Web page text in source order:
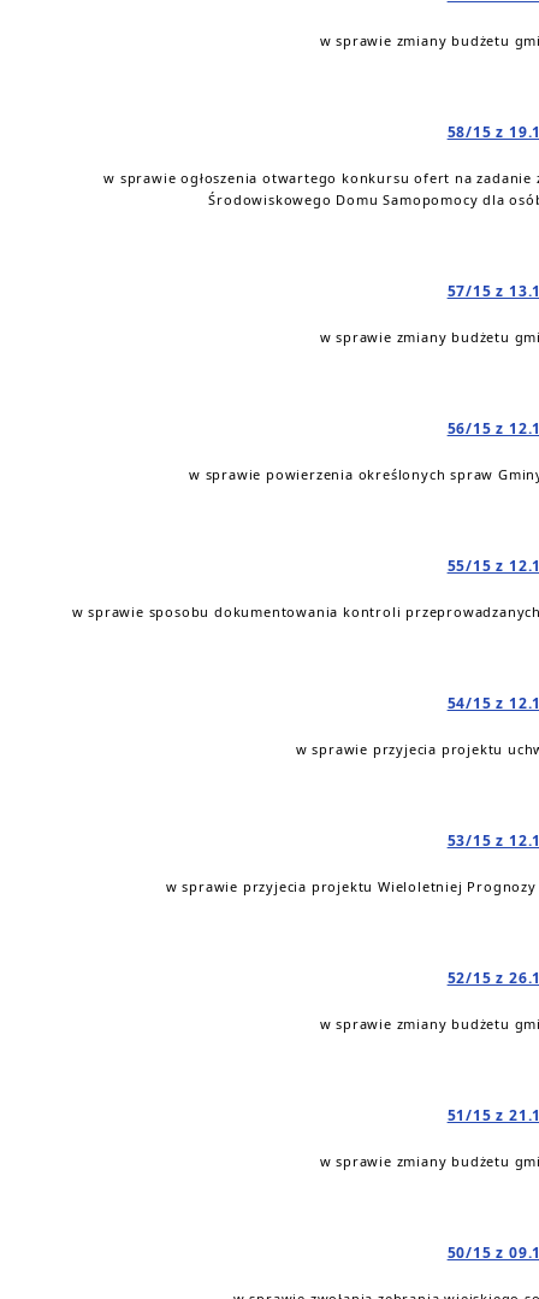
w sprawie zmiany budżetu
58/15 z
w sprawie ogłoszenia otwartego konkursu ofert na zadanie
Środowiskowego Domu Samopomocy dla
57/15 z
w sprawie zmiany budżetu
56/15 z
w sprawie powierzenia określonych spraw
55/15 z
w sprawie sposobu dokumentowania kontroli
54/15 z
w sprawie przyjecia projektu
53/15 z
w sprawie przyjecia projektu Wieloletniej Prognozy
52/15 z
w sprawie zmiany budżetu
51/15 z
w sprawie zmiany budżetu
50/15 z